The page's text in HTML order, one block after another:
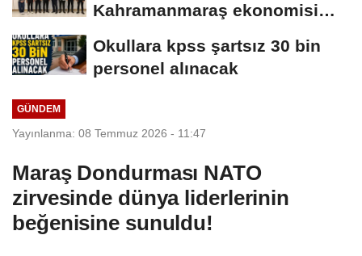
Kahramanmaraş ekonomisi
Okullara kpss şartsız 30 bin
personel alınacak
GÜNDEM
Yayınlanma: 08 Temmuz 2026 - 11:47
Maraş Dondurması NATO
zirvesinde dünya liderlerinin
beğenisine sunuldu!